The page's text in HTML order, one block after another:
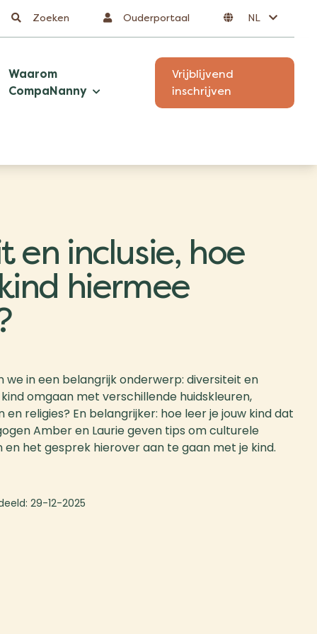
Zoeken Ouderportaal NL
Waarom
CompaNanny
Vrijblijvend
inschrijven
en inclusie, hoe
hiermee
we in een belangrijk onderwerp: diversiteit en
kind omgaan met verschillende huidskleuren,
religies? En belangrijker: hoe leer je jouw kind dat
Amber en Laurie geven tips om culturele
het gesprek hierover aan te gaan met je kind.
29-12-2025